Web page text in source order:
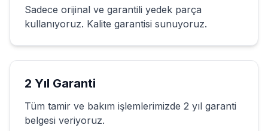
Sadece orijinal ve garantili yedek parça
kullanıyoruz. Kalite garantisi sunuyoruz.
2 Yıl Garanti
Tüm tamir ve bakım işlemlerimizde 2 yıl garanti
belgesi veriyoruz.